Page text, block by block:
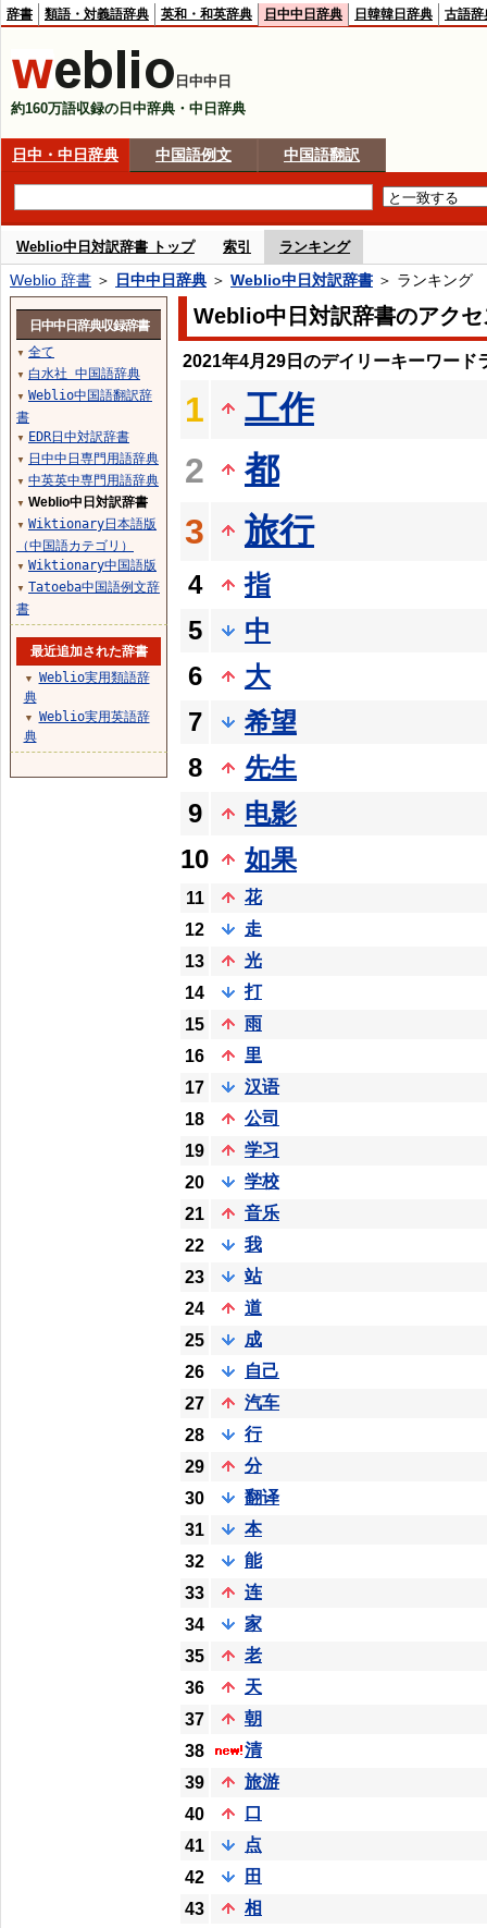
辞書 類語・対義語辞典 英和・和英辞典 日中中日辞典 日韓韓日辞典 古語辞
日中中日
約160万語収録の日中辞典・中日辞典
日中・中日辞典 中国語例文 中国語翻訳
Weblio中日対訳辞書 トップ 索引 ランキング
Weblio 辞書 ＞ 日中中日辞典 ＞ Weblio中日対訳辞書 ＞ ランキング
Weblio中日対訳辞書のアク
2021年4月29日のデイリーキーワード
1
工作
2
都
3
旅行
4
指
5
中
6
大
7
希望
8
先生
9
电影
10
如果
11
花
12
走
13
光
14
打
15
雨
16
里
17
汉语
18
公司
19
学习
20
学校
21
音乐
22
我
23
站
24
道
25
成
26
自己
27
汽车
28
行
29
分
30
翻译
31
本
32
能
33
连
34
家
35
老
36
天
37
朝
38
清
39
旅游
40
口
41
点
42
田
43
相
日中中日辞典収録辞書
▼ 全て
▼ 白水社 中国語辞典
▼ Weblio中国語翻訳辞
書
▼ EDR日中対訳辞書
▼ 日中中日専門用語辞典
▼ 中英英中専門用語辞典
▼ Weblio中日対訳辞書
▼ Wiktionary日本語版
（中国語カテゴリ）
▼ Wiktionary中国語版
▼ Tatoeba中国語例文辞
書
最近追加された辞書
▼
Weblio実用類語辞
典
▼
Weblio実用英語辞
典